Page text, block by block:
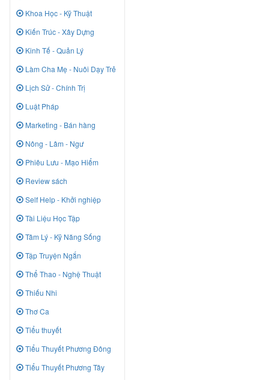
Khoa Học - Kỹ Thuật
Kiến Trúc - Xây Dựng
Kinh Tế - Quản Lý
Làm Cha Mẹ - Nuôi Dạy Trẻ
Lịch Sử - Chính Trị
Luật Pháp
Marketing - Bán hàng
Nông - Lâm - Ngư
Phiêu Lưu - Mạo Hiểm
Review sách
Self Help - Khởi nghiệp
Tài Liệu Học Tập
Tâm Lý - Kỹ Năng Sống
Tập Truyện Ngắn
Thể Thao - Nghệ Thuật
Thiếu Nhi
Thơ Ca
Tiểu thuyết
Tiểu Thuyết Phương Đông
Tiểu Thuyết Phương Tây